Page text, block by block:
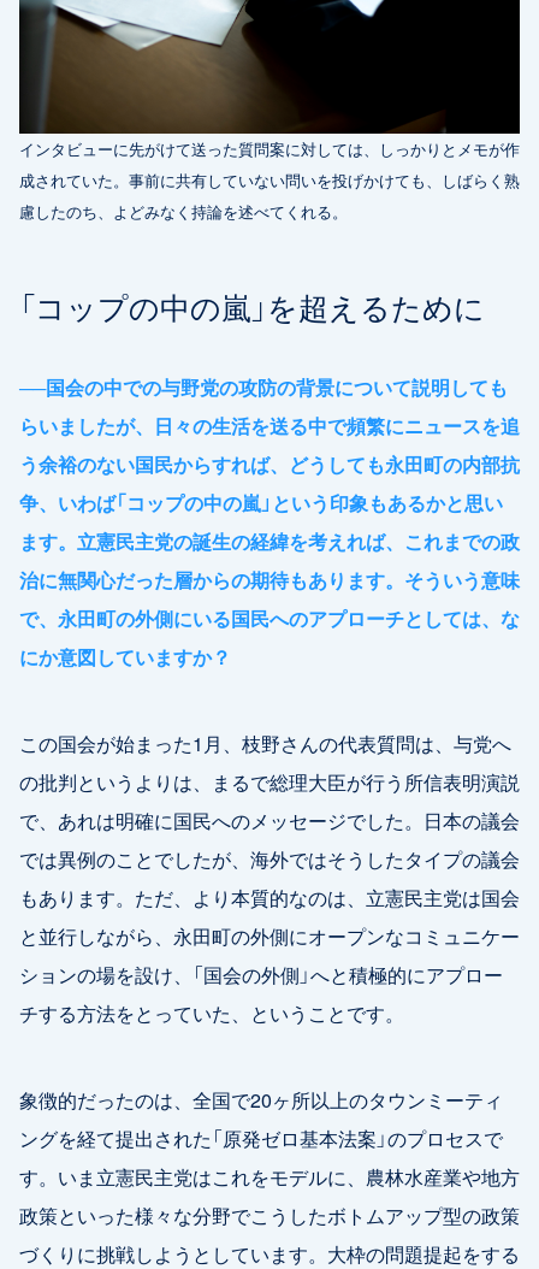
インタビューに先がけて送った質問案に対しては、しっかりとメモが作
成されていた。事前に共有していない問いを投げかけても、しばらく熟
慮したのち、よどみなく持論を述べてくれる。
「コップの中の嵐」を超えるために
──国会の中での与野党の攻防の背景について説明しても
らいましたが、日々の生活を送る中で頻繁にニュースを追
う余裕のない国民からすれば、どうしても永田町の内部抗
争、いわば「コップの中の嵐」という印象もあるかと思い
ます。立憲民主党の誕生の経緯を考えれば、これまでの政
治に無関心だった層からの期待もあります。そういう意味
で、永田町の外側にいる国民へのアプローチとしては、な
にか意図していますか？
この国会が始まった1月、枝野さんの代表質問は、与党へ
の批判というよりは、まるで総理大臣が行う所信表明演説
で、あれは明確に国民へのメッセージでした。日本の議会
では異例のことでしたが、海外ではそうしたタイプの議会
もあります。ただ、より本質的なのは、立憲民主党は国会
と並行しながら、永田町の外側にオープンなコミュニケー
ションの場を設け、「国会の外側」へと積極的にアプロー
チする方法をとっていた、ということです。
象徴的だったのは、全国で20ヶ所以上のタウンミーティ
ングを経て提出された「原発ゼロ基本法案」のプロセスで
す。いま立憲民主党はこれをモデルに、農林水産業や地方
政策といった様々な分野でこうしたボトムアップ型の政策
づくりに挑戦しようとしています。大枠の問題提起をする